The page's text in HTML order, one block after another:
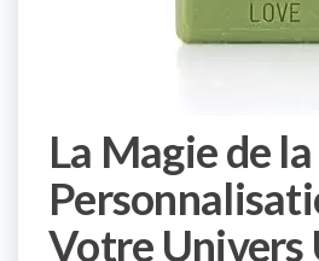
La Magie de la
Votre Univers